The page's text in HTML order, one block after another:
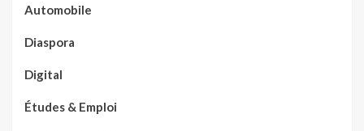
Automobile
Diaspora
Digital
Études & Emploi